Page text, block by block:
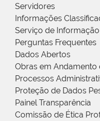
Servidores
Informações
Serviço de Informação
Perguntas Frequentes
Dados Abertos
Obras em Andamento
Processos
Proteção de Dados
Painel Transparência
Comissão de Ética